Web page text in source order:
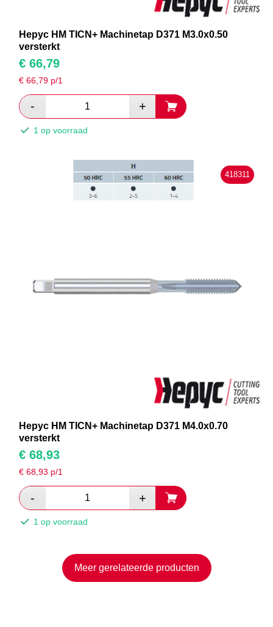
Hepyc HM TICN+ Machinetap D371 M3.0x0.50
versterkt
€ 66,79
€66,79 p/1
1 op voorraad
418311
Hepyc HM TICN+ Machinetap D371 M4.0x0.70
versterkt
€ 68,93
€68,93 p/1
1 op voorraad
Meer gerelateerde producten